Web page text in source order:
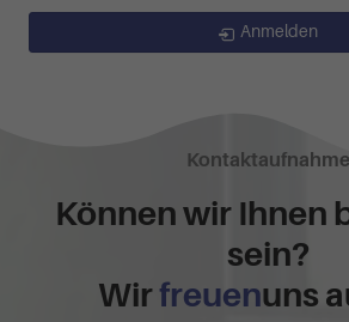
Anmelden
Kontaktaufnahme
Können wir Ihnen
sein?
Wirfreuenuns